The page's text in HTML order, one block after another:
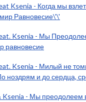
Ksenia - Когда мы
Равновесие\'\'
Ksenia - Мы
равновесие
Ksenia - Милый не
ноздрям и до сердца,
Ksenia - Мы преодолеем